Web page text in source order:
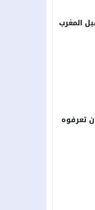
المغرب
تعرفوه